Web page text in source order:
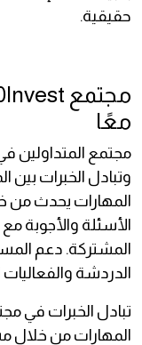
حقيقية.
معًا
وتبادل الخبرات بين
المهارات يحدث من
الأسئلة والأجوبة مع
المشتركة. دعم
الدردشة والفعاليات
تبادل الخبرات في
المهارات من خلال